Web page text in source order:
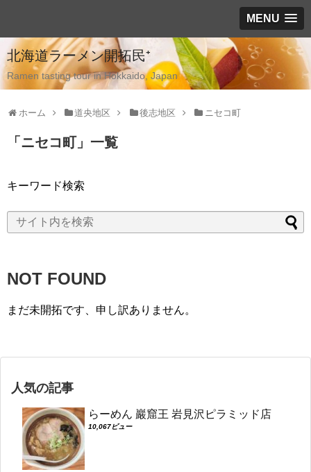
MENU
北海道ラーメン開拓民⁺
Ramen tasting tour in Hokkaido, Japan
ホーム 道央地区 後志地区 ニセコ町
「 ニセコ町」 一覧
キーワード検索
NOT FOUND
まだ未開拓です、申し訳ありません。
人気の記事
らーめん 巖窟王 岩見沢ピラミッド店
10,067ビュー